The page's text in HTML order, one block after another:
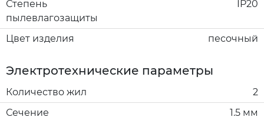
Степень
пылевлагозащиты
IP20
Цвет изделия песочный
Электротехнические параметры
Количество жил
2
Сечение
1.5 мм